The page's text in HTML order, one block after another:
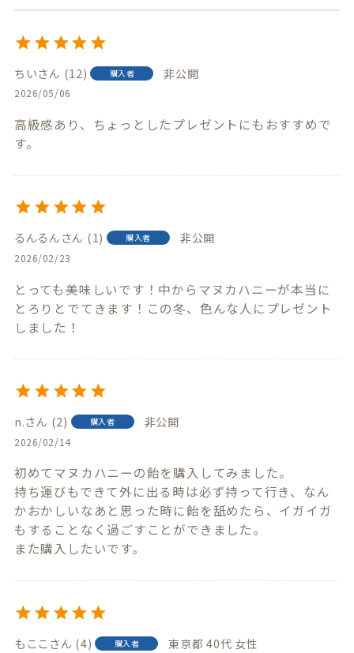
ちい 12 購入者 非公開
2026/05/06
高級感あり、ちょっとしたプレゼントにもおすすめで
るんるん 1 購入者 非公開
2026/02/23
とっても美味しいです！中からマヌカハニーが本当に
とろりとでてきます！この冬、色んな人にプレゼント
しました！
n. 2 購入者 非公開
2026/02/14
初めてマヌカハニーの飴を購入してみました。
持ち運びもできて外に出る時は必ず持って行き、なん
かおかしいなあと思った時に飴を舐めたら、イガイガ
もすることなく過ごすことができました。
また購入したいです。
もここ 4 購入者 東京都 40代 女性